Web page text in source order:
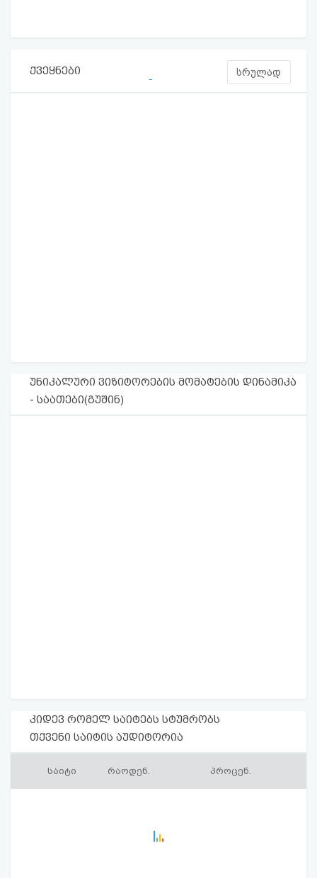
ქვეყნები სრულად
უნიკალური ვიზიტორების მომატების დინამიკა
- საათები(გუშინ)
კიდევ რომელ საიტებს სტუმრობს
თქვენი საიტის აუდიტორია
საიტი რაოდენ. პროცენ.